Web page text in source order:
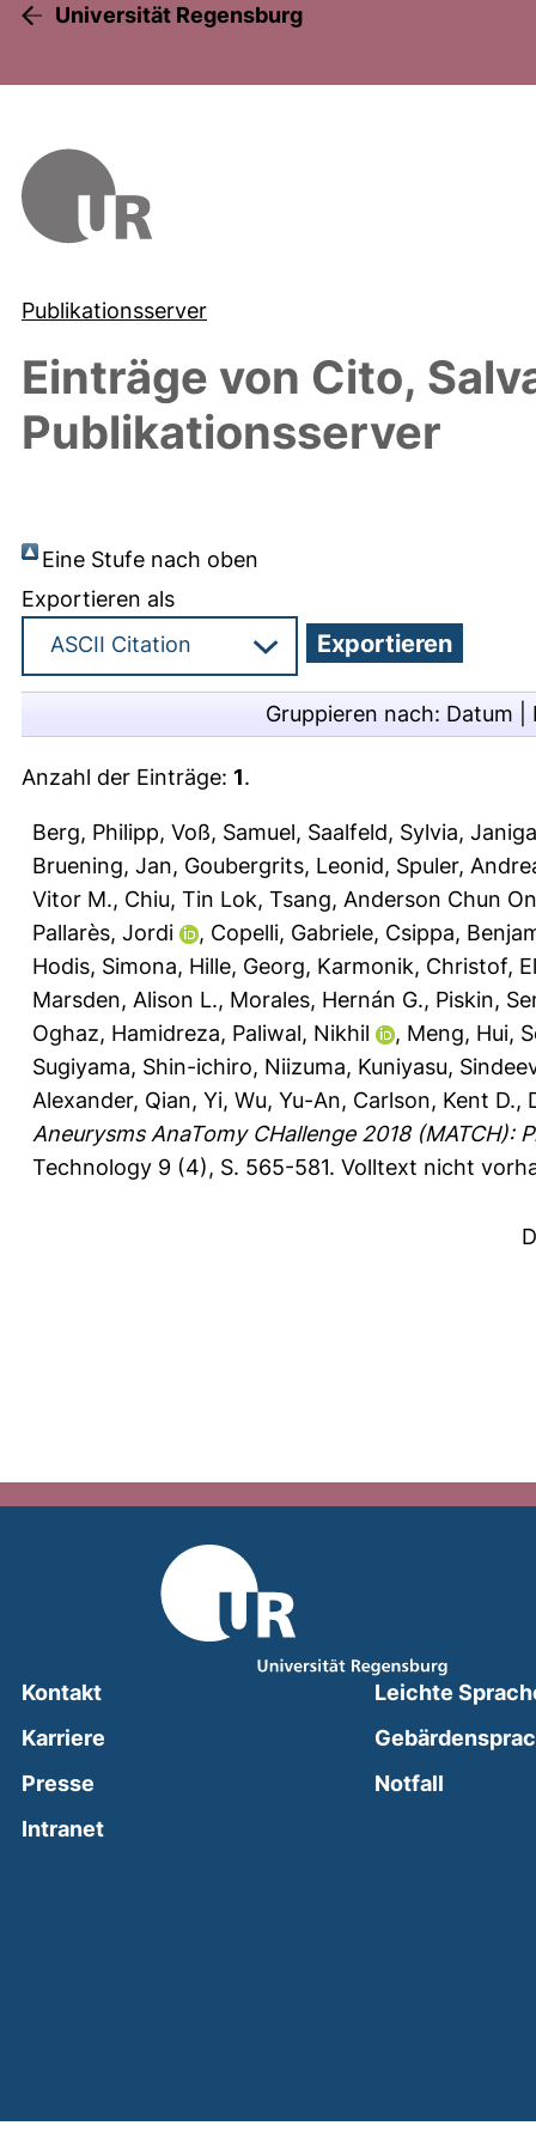
Universität Regensburg
Publikationsserver
Einträge von Cito,
Publikationsserver
Eine Stufe nach oben
Exportieren als
Gruppieren nach: Datum
Anzahl der Einträge: 1.
Berg, Philipp, Voß, Samuel, Saalfeld, Sylvia,
Bruening, Jan, Goubergrits, Leonid, Spuler,
Vitor M., Chiu, Tin Lok, Tsang, Anderson Chun On
Pallarès, Jordi
, Copelli, Gabriele, Csippa,
Hodis, Simona, Hille, Georg, Karmonik, Christof,
Marsden, Alison L., Morales, Hernán G., Piskin,
Oghaz, Hamidreza, Paliwal, Nikhil , Meng, Hui,
Sugiyama, Shin-ichiro, Niizuma, Kuniyasu,
Alexander, Qian, Yi, Wu, Yu-An, Carlson, Kent D.,
Aneurysms AnaTomy CHallenge 2018 (MATCH):
Technology 9 (4), S. 565-581. Volltext nicht
Kontakt
Karriere
Presse
Intranet(external link, opens in a new window)
Leichte
Notfall